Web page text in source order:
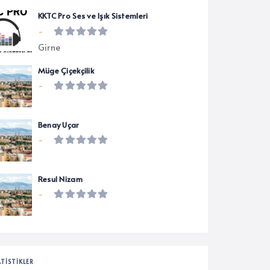
KKTC Pro Ses ve Işık Sistemleri
-
Girne
Müge Çiçekçilik
-
Benay Uçar
-
Resul Nizam
-